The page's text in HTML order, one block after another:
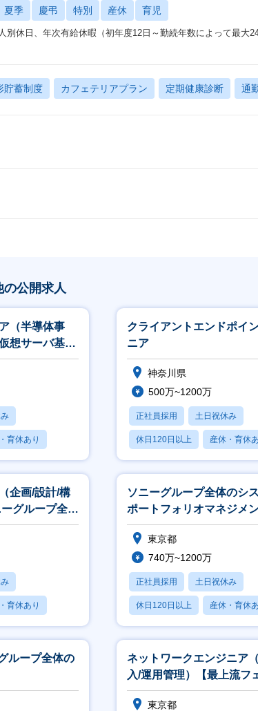
夏季 慶弔 特別 産休 育児
別休日、年次有給休暇（初年度12日～勤続年数によって最大
貯蓄制度 カフェテリアプラン 定期健康診断 通
の公開求人
（半導体事
想サーバ基盤
貫して推進】
育休あり
クライアントエンドポイ
ニア
神奈川県
500万~1200万
正社員採用 土日祝休み
休日120日以上 産休・育休
賞与あり
企画/設計/構
グループ全体
フラ】
育休あり
ソニーグループ全体のシ
ポートフォリオマネジメ
東京都
740万~1200万
正社員採用 土日祝休み
休日120日以上 産休・育休
賞与あり
ループ全体の
ネットワークエンジニア
入/運用管理）【最上流フ
担当／グローバル案件多
東京都